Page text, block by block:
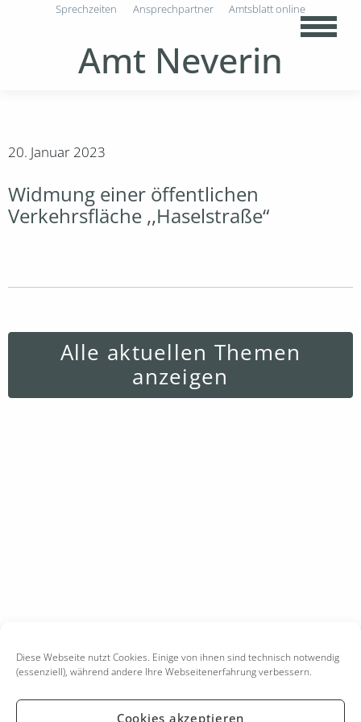
Diese Webseite nutzt Cookies. Einige von ihnen sind technisch notwendig
(essenziell), während andere Ihre Webseitenerfahrung verbessern.
Cookies akzeptieren
Amt Neverin
Sprechzeiten Ansprechpartner Amtsblatt online
20. Januar 2023
Widmung einer öffentlichen
Verkehrsfläche ,,Haselstraße“
Alle aktuellen Themen
anzeigen